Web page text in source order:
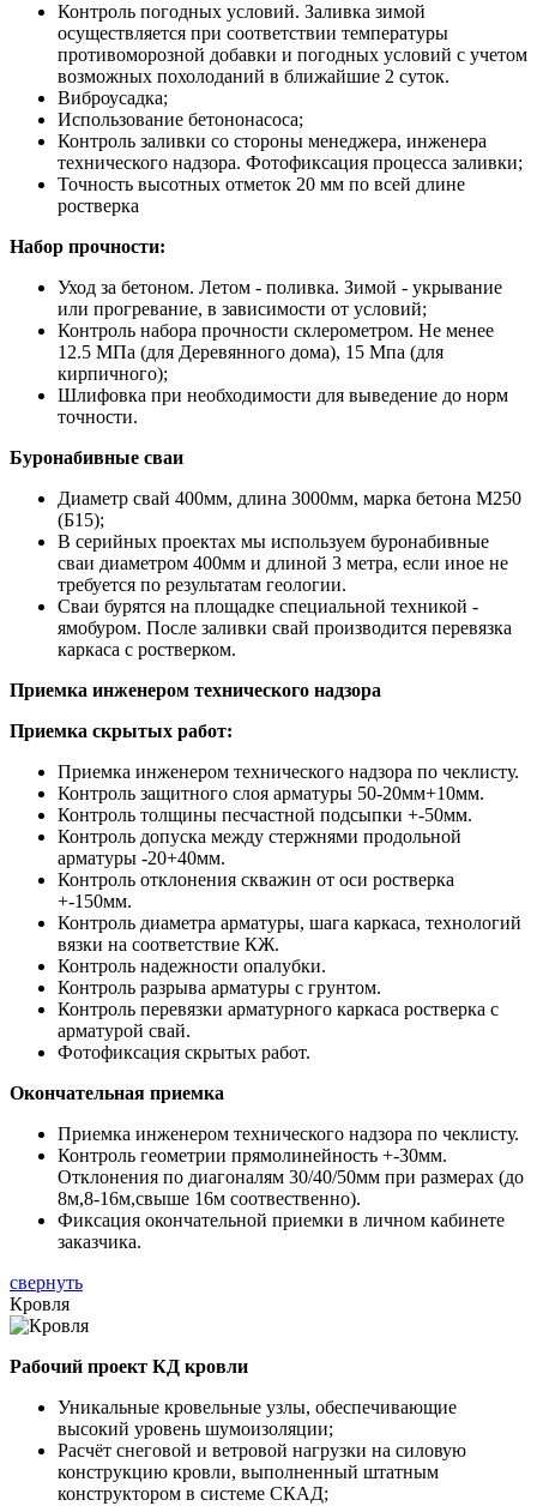
Контроль погодных условий. Заливка зимой
осуществляется при соответствии температуры
противоморозной добавки и погодных условий с учетом
возможных похолоданий в ближайшие 2 суток.
Виброусадка;
Использование бетононасоса;
Контроль заливки со стороны менеджера, инженера
технического надзора. Фотофиксация процесса заливки;
Точность высотных отметок 20 мм по всей длине
ростверка
Набор прочности:
Уход за бетоном. Летом - поливка. Зимой - укрывание
или прогревание, в зависимости от условий;
Контроль набора прочности склерометром. Не менее
12.5 МПа (для Деревянного дома), 15 Мпа (для
кирпичного);
Шлифовка при необходимости для выведение до норм
точности.
Буронабивные сваи
Диаметр свай 400мм, длина 3000мм, марка бетона М250
(Б15);
В серийных проектах мы используем буронабивные
сваи диаметром 400мм и длиной 3 метра, если иное не
требуется по результатам геологии.
Сваи бурятся на площадке специальной техникой -
ямобуром. После заливки свай производится перевязка
каркаса с ростверком.
Приемка инженером технического надзора
Приемка скрытых работ:
Приемка инженером технического надзора по чеклисту.
Контроль защитного слоя арматуры 50-20мм+10мм.
Контроль толщины песчастной подсыпки +-50мм.
Контроль допуска между стержнями продольной
арматуры -20+40мм.
Контроль отклонения скважин от оси ростверка
+-150мм.
Контроль диаметра арматуры, шага каркаса, технологий
вязки на соответствие КЖ.
Контроль надежности опалубки.
Контроль разрыва арматуры с грунтом.
Контроль перевязки арматурного каркаса ростверка с
арматурой свай.
Фотофиксация скрытых работ.
Окончательная приемка
Приемка инженером технического надзора по чеклисту.
Контроль геометрии прямолинейность +-30мм.
Отклонения по диагоналям 30/40/50мм при размерах (до
8м,8-16м,свыше 16м соотвественно).
Фиксация окончательной приемки в личном кабинете
заказчика.
свернуть
Кровля
Рабочий проект КД кровли
Уникальные кровельные узлы, обеспечивающие
высокий уровень шумоизоляции;
Расчёт снеговой и ветровой нагрузки на силовую
конструкцию кровли, выполненный штатным
конструктором в системе СКАД;